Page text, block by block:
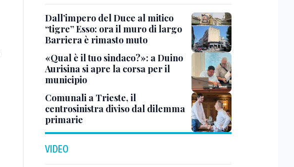
Dall’impero del Duce al mitico
“tigre” Esso: ora il muro di largo
Barriera è rimasto muto
«Qual è il tuo sindaco?»: a Duino
Aurisina si apre la corsa per il
municipio
Comunali a Trieste, il
centrosinistra diviso dal dilemma
primarie
VIDEO